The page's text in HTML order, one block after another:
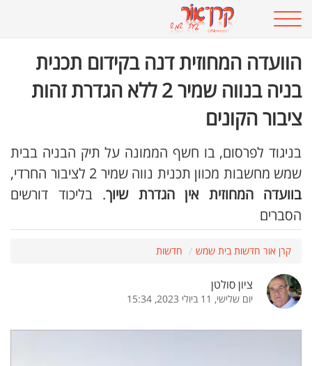
הוועדה המחוזית דנה בקידום תכנית
בניה בנווה שמיר 2 ללא הגדרת זהות
ציבור הקונים
בניגוד לפרסום, בו חשף הממונה על תיק הבניה בבית
שמש מחשבות מכוון תכנית נווה שמיר 2 לציבור החרדי,
בוועדה המחוזית אין הגדרת שיוך. בליכוד דורשים
הסברים
קרן אור חדשות בית שמש חדשות
ציון סולטן
יום שלישי, 11 ביולי 2023, 15:34